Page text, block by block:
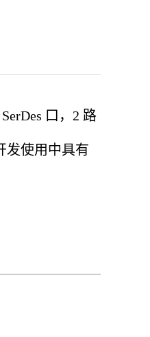
口，2 路
发使用中具有